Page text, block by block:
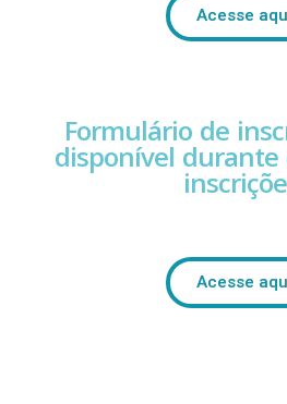
Acesse
Formulário de
disponível durante
Acesse